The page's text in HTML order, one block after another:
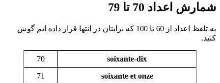
شمارش اعداد 70 تا 79
به تلفظ اعداد از 60 تا 100 که برایتان در انتها قرار داده ایم گوش
کنید.
soixante-dix
70
soixante et onze
71